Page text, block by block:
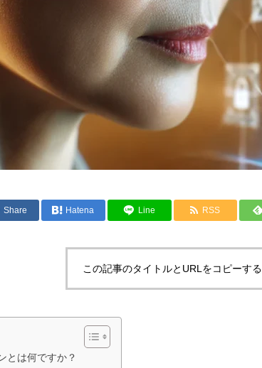
Share Hatena Line RSS
この記事のタイトルとURLをコピーする
とは何ですか？